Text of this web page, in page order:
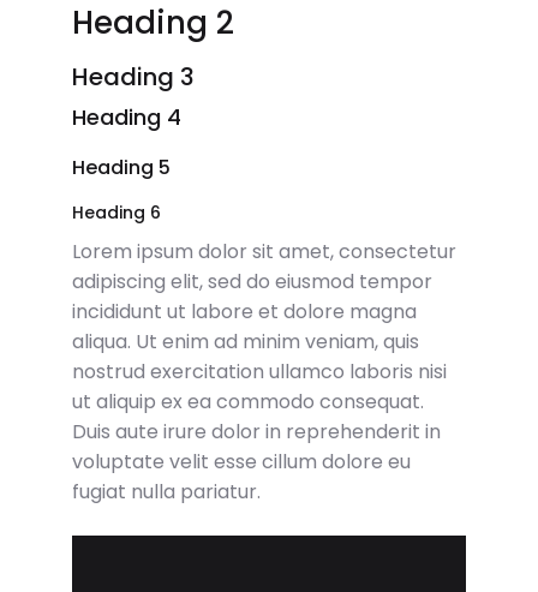
Heading 2
Heading 3
Heading 4
Heading 5
Heading 6
Lorem ipsum dolor sit amet, consectetur
adipiscing elit, sed do eiusmod tempor
incididunt ut labore et dolore magna
aliqua. Ut enim ad minim veniam, quis
nostrud exercitation ullamco laboris nisi
ut aliquip ex ea commodo consequat.
Duis aute irure dolor in reprehenderit in
voluptate velit esse cillum dolore eu
fugiat nulla pariatur.